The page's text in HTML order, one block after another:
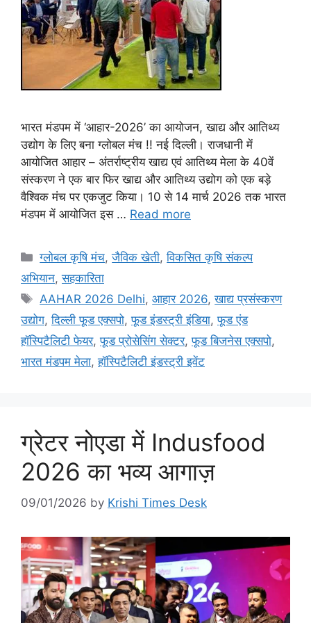
भारत मंडपम में ‘आहार-2026’ का आयोजन, खाद्य और आतिथ्य
उद्योग के लिए बना ग्लोबल मंच !! नई दिल्ली। राजधानी में
आयोजित आहार – अंतर्राष्ट्रीय खाद्य एवं आतिथ्य मेला के 40वें
संस्करण ने एक बार फिर खाद्य और आतिथ्य उद्योग को एक बड़े
वैश्विक मंच पर एकजुट किया। 10 से 14 मार्च 2026 तक भारत
मंडपम में आयोजित इस … Read more
ग्लोबल कृषि मंच,जैविक खेती,विकसित कृषि संकल्प
अभियान,सहकारिता
AAHAR 2026 Delhi,आहार 2026,खाद्य प्रसंस्करण
उद्योग,दिल्ली फूड एक्सपो,फूड इंडस्ट्री इंडिया,फूड एंड
हॉस्पिटैलिटी फेयर,फूड प्रोसेसिंग सेक्टर,फूड बिजनेस एक्सपो,
भारत मंडपम मेला,हॉस्पिटैलिटी इंडस्ट्री इवेंट
ग्रेटर नोएडा में Indusfood
2026 का भव्य आगाज़
09/01/2026 by Krishi Times Desk